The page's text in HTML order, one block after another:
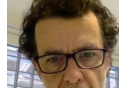
n o
k
p
p